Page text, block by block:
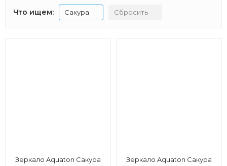
Что ищем: Сакура Сбросить
Зеркало Aquaton Сакура
Зеркало Aquaton Сакура